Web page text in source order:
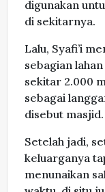
digunakan
di sekitarnya.
Lalu, Syafi’i
sebagian
sekitar 2.000
sebagai
disebut masjid.
Setelah jadi,
keluarganya
menunaikan